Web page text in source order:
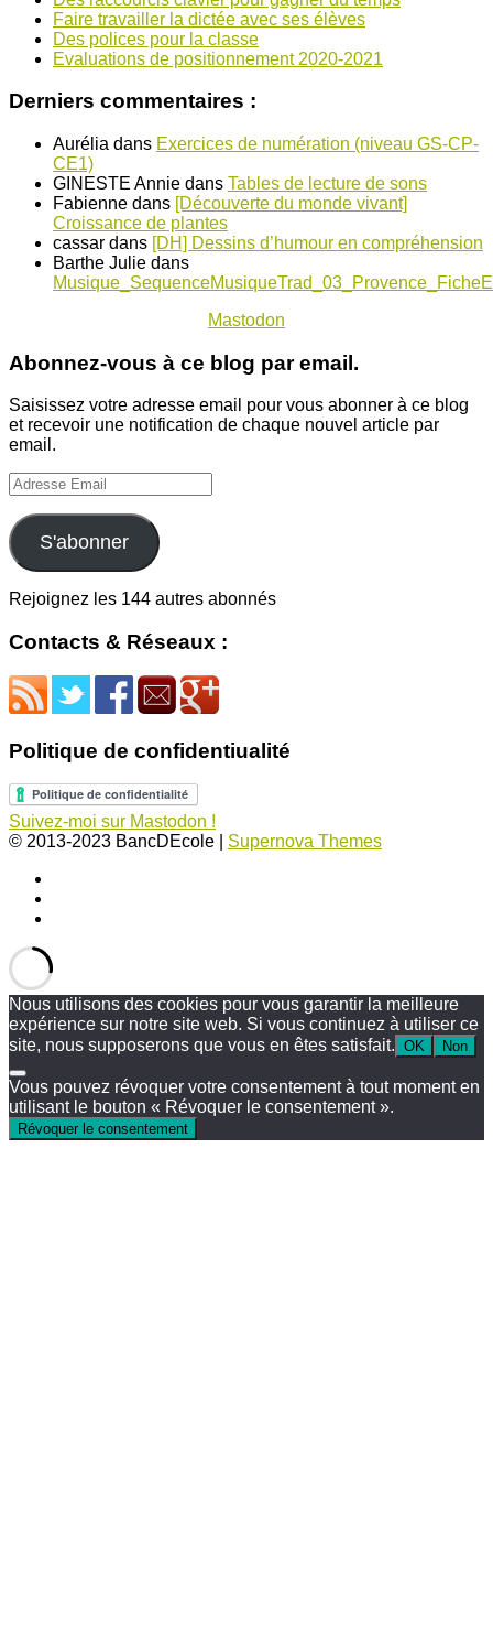
Faire travailler la dictée avec ses élèves
Des polices pour la classe
Evaluations de positionnement 2020-2021
Derniers commentaires :
Aurélia dans Exercices de numération (niveau GS-CP-
CE1)
GINESTE Annie dans Tables de lecture de sons
Fabienne dans [Découverte du monde vivant]
Croissance de plantes
cassar dans [DH] Dessins d’humour en compréhension
Barthe Julie dans
Mastodon
Abonnez-vous à ce blog par email.
Saisissez votre adresse email pour vous abonner à ce blog
et recevoir une notification de chaque nouvel article par
email.
Adresse
Email
S'abonner
Rejoignez les 144 autres abonnés
Contacts & Réseaux :
Politique de confidentiualité
Suivez-moi sur Mastodon !
© 2013-2023 BancDEcole
Supernova Themes
Nous utilisons des cookies pour vous garantir la meilleure
expérience sur notre site web. Si vous continuez à utiliser ce
site, nous supposerons que vous en êtes satisfait. OK Non
Vous pouvez révoquer votre consentement à tout moment en
utilisant le bouton « Révoquer le consentement ».
Révoquer le consentement